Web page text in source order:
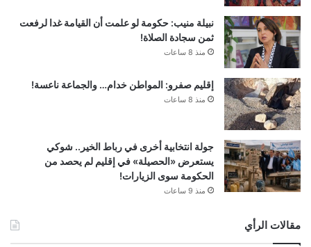
نبيلة منيب: حكومة لو علمت أن القيامة غدا لرفعت
ثمن سجادة الصلاة!
منذ 8 ساعات
إقليم صفرو: المواطن خدام… والجماعة ناعسة!
منذ 8 ساعات
جولة انتخابية أخرى في رباط الخير.. شوكي
يستعرض «الحصيلة» في إقليم لم يحصد من
الحكومة سوى الزيارات!
منذ 9 ساعات
مقالات الرأي